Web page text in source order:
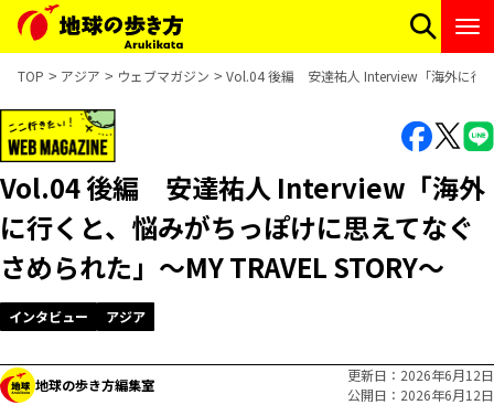
TOP アジア ウェブマガジン Vol.04 後編 安達祐人 Interview「海外に行
Vol.04 後編 安達祐人 Interview「海外
に行くと、悩みがちっぽけに思えてなぐ
さめられた」～MY TRAVEL STORY～
インタビュー アジア
地球の歩き方編集室
更新日
2026年6月12日
公開日
2026年6月12日